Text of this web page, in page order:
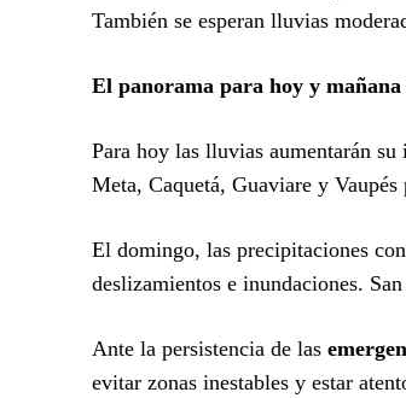
También se esperan lluvias
El panorama para hoy y mañana
Para hoy las lluvias aumentarán
Meta, Caquetá, Guaviare y
El domingo, las precipitaciones
deslizamientos e inundaciones.
Ante la persistencia de las
evitar zonas inestables y estar